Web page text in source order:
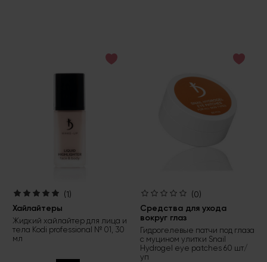
(1)
Хайлайтеры
Жидкий хайлайтер для лица и
тела Kodi professional № 01, 30
мл
(0)
Средства для ухода
вокруг глаз
Гидрогелевые патчи под глаза
с муцином улитки Snail
Hydrogel eye patches 60 шт/
уп